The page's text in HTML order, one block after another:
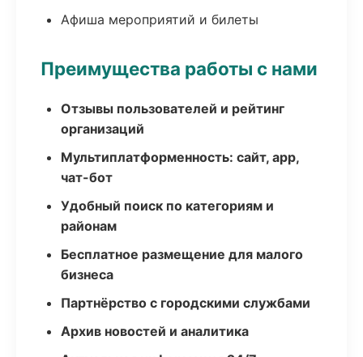
Афиша мероприятий и билеты
Преимущества работы с нами
Отзывы пользователей и рейтинг
организаций
Мультиплатформенность: сайт, app,
чат-бот
Удобный поиск по категориям и
районам
Бесплатное размещение для малого
бизнеса
Партнёрство с городскими службами
Архив новостей и аналитика